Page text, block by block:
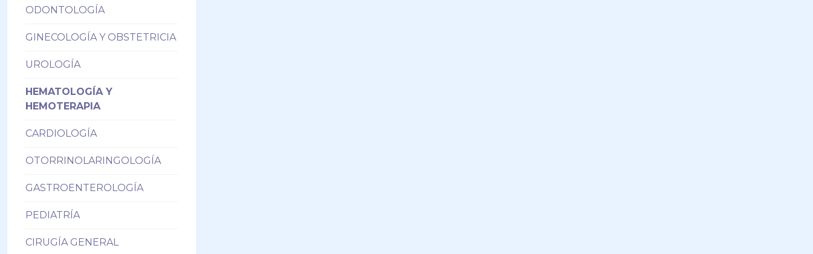
ODONTOLOGÍA
GINECOLOGÍA Y OBSTETRICIA
UROLOGÍA
HEMATOLOGÍA Y
HEMOTERAPIA
CARDIOLOGÍA
OTORRINOLARINGOLOGÍA
GASTROENTEROLOGÍA
PEDIATRÍA
CIRUGÍA GENERAL